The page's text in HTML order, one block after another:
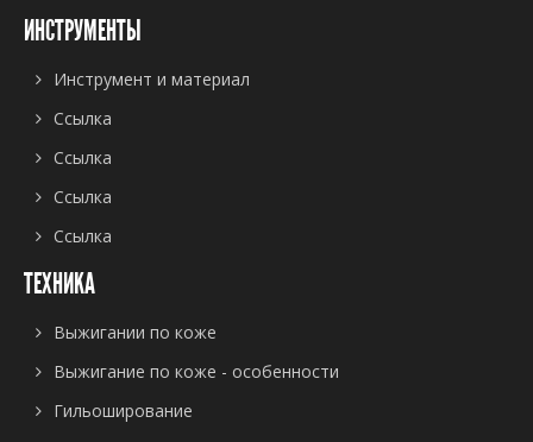
ИНСТРУМЕНТЫ
Инструмент и материал
Ссылка
Ссылка
Ссылка
Ссылка
ТЕХНИКА
Выжигании по коже
Выжигание по коже - особенности
Гильоширование